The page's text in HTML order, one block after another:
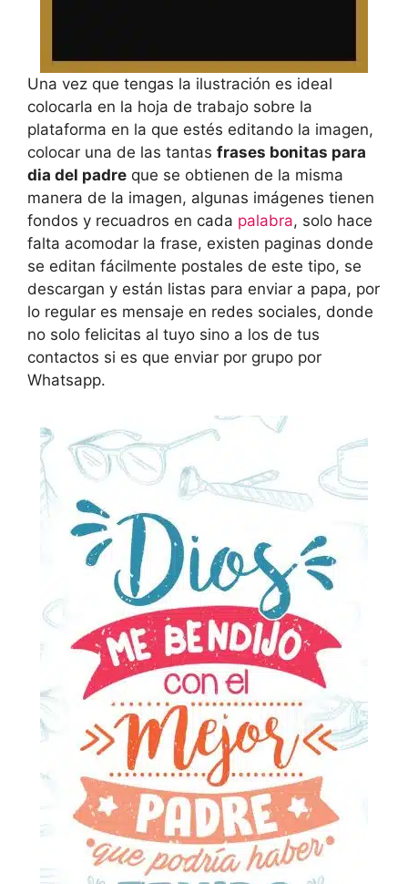
Una vez que tengas la ilustración es ideal
colocarla en la hoja de trabajo sobre la
plataforma en la que estés editando la imagen,
colocar una de las tantas frases bonitas para
dia del padre que se obtienen de la misma
manera de la imagen, algunas imágenes tienen
fondos y recuadros en cada palabra, solo hace
falta acomodar la frase, existen paginas donde
se editan fácilmente postales de este tipo, se
descargan y están listas para enviar a papa, por
lo regular es mensaje en redes sociales, donde
no solo felicitas al tuyo sino a los de tus
contactos si es que enviar por grupo por
Whatsapp.